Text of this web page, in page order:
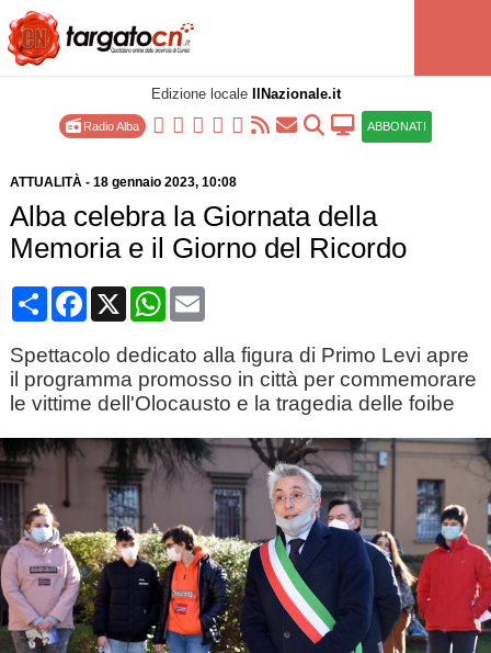
Edizione locale IlNazionale.it
Radio Alba ABBONATI
ATTUALITÀ- 18 gennaio 2023, 10:08
Alba celebra la Giornata della
Memoria e il Giorno del Ricordo
CondividiFacebook
X WhatsApp
Email
Spettacolo dedicato alla figura di Primo Levi apre
il programma promosso in città per commemorare
le vittime dell'Olocausto e la tragedia delle foibe